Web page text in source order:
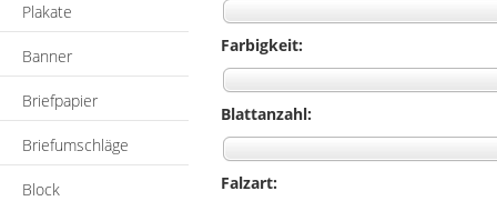
Plakate
Banner
Briefpapier
Briefumschläge
Block
Farbigkeit:
Blattanzahl:
Falzart: